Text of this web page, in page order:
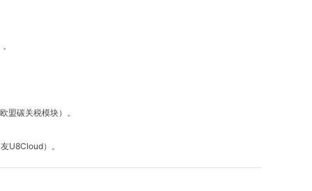
盟碳关税模块）。
U8Cloud）。